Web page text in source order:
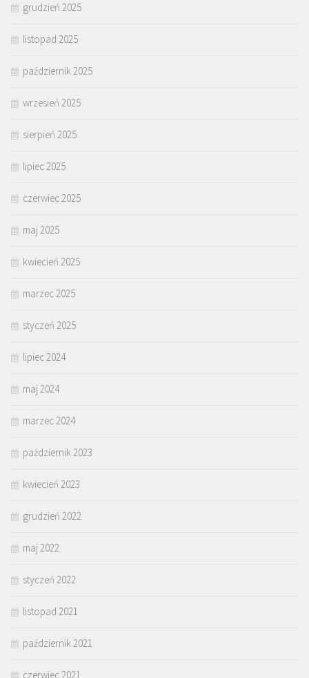
grudzień 2025
listopad 2025
październik 2025
wrzesień 2025
sierpień 2025
lipiec 2025
czerwiec 2025
maj 2025
kwiecień 2025
marzec 2025
styczeń 2025
lipiec 2024
maj 2024
marzec 2024
październik 2023
kwiecień 2023
grudzień 2022
maj 2022
styczeń 2022
listopad 2021
październik 2021
czerwiec 2021